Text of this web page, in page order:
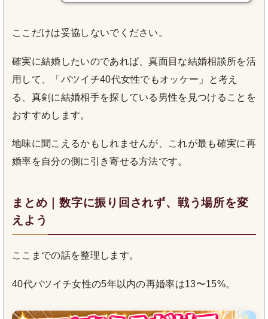
ここだけは妥協しないでください。
確実に結婚したいのであれば、真面目な結婚相談所を活
用して、「バツイチ40代女性でもオッケー」と考え
る、真剣に結婚相手を探している男性を見つけることを
おすすめします。
地味に聞こえるかもしれませんが、これが最も確実に再
婚率を自分の側に引き寄せる方法です。
まとめ｜数字に振り回されず、戦う場所を変
えよう
ここまでの話を整理します。
40代バツイチ女性の5年以内の再婚率は13〜15%。